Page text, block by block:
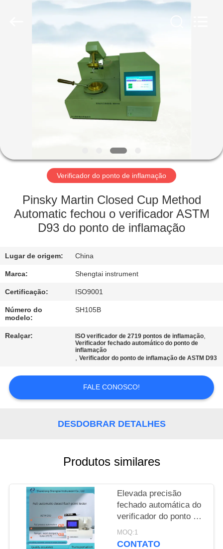
PRODUTOS
EXCURSÃO
FÁBRICA
CONTROLE
QUALIDADE
CONTACTE-
NOS
PEÇA
CITAÇÕES
MAPA
POLICY
Verificador do ponto de inflamação
Pinsky Martin Closed Cup Method
Automatic fechou o verificador ASTM
D93 do ponto de inflamação
Lugar de origem: China
Marca: Shengtai instrument
Certificação: ISO9001
Número do
modelo:
SH105B
Realçar: ISO verificador de 2719 pontos de inflamação,
Verificador fechado automático do ponto de
inflamação
,Verificador do ponto de inflamação de ASTM D93
FALE CONOSCO!
DESDOBRAR DETALHES
Produtos similares
Elevada precisão
fechado automática do
verificador do ponto de
inflamação das martas
de Pensky da boca de
MOQ:1
CONTATO